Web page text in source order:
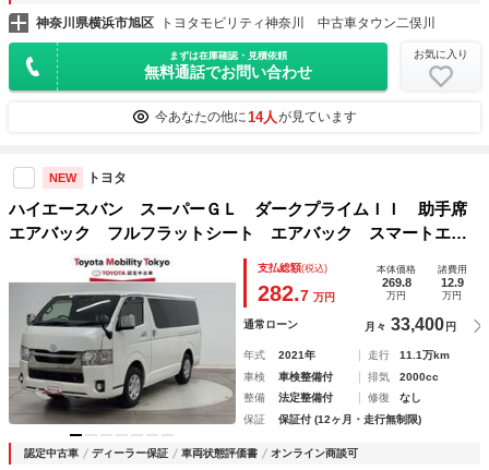
神奈川県横浜市旭区 トヨタモビリティ神奈川 中古車タウン二俣川
まずは在庫確認・見積依頼
無料通話でお問い合わせ
お気に入り
今あなたの他に 14人 が見ています
NEW トヨタ
ハイエースバン スーパーＧＬ ダークプライムＩＩ 助手席
エアバック フルフラットシート エアバック スマートエン
トリー リアエアコン 盗難防止装置 ＤＶＤ ＥＳＣ Ｂカ
メラ メモリーナビゲーション ドライブレコーダー フルセ
グＴＶ ＥＴＣ車載器 ＰＷ
支払総額(税込)
282.7 万円
本体価格
269.8
万円
諸費用
12.9
万円
通常ローン 月々 33,400 円
年式 2021年 走行
11.1万km
車検
車検整備付 排気
2000cc
整備
法定整備付 修復
なし
保証
保証付 (12ヶ月・走行無制限)
認定中古車 ディーラー保証 車両状態評価書 オンライン商談可